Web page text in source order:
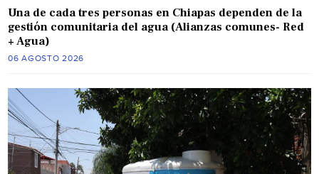
Una de cada tres personas en Chiapas dependen de la
gestión comunitaria del agua (Alianzas comunes- Red
+ Agua)
06 AGOSTO 2026